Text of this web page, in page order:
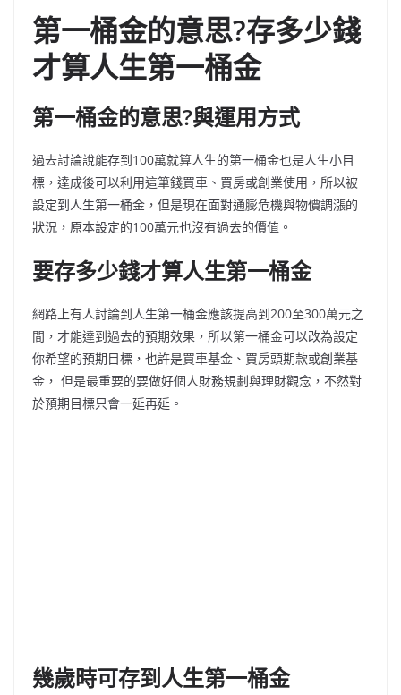
第一桶金的意思?存多少錢
才算人生第一桶金
第一桶金的意思?與運用方式
過去討論說能存到100萬就算人生的第一桶金也是人生小目
標，達成後可以利用這筆錢買車、買房或創業使用，所以被
設定到人生第一桶金，但是現在面對通膨危機與物價調漲的
狀況，原本設定的100萬元也沒有過去的價值。
要存多少錢才算人生第一桶金
網路上有人討論到人生第一桶金應該提高到200至300萬元之
間，才能達到過去的預期效果，所以第一桶金可以改為設定
你希望的預期目標，也許是買車基金、買房頭期款或創業基
金， 但是最重要的要做好個人財務規劃與理財觀念，不然對
於預期目標只會一延再延。
幾歲時可存到人生第一桶金